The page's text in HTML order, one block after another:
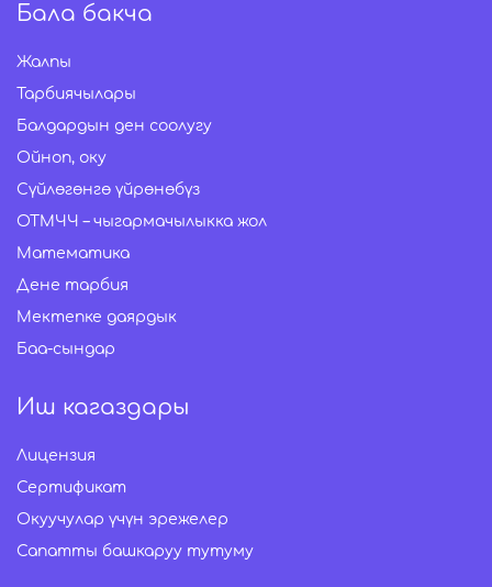
Бала бакча
Жалпы
Тарбиячылары
Балдардын ден соолугу
Ойноп, оку
Сүйлөгөнгө үйрөнөбүз
ОТМЧЧ – чыгармачылыкка жол
Математика
Дене тарбия
Мектепке даярдык
Баа-сындар
Иш кагаздары
Лицензия
Сертификат
Окуучулар үчүн эрежелер
Сапатты башкаруу тутуму